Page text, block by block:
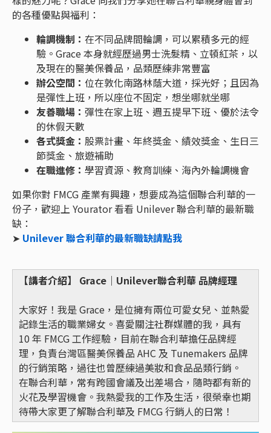
的各種優點與福利：
輪調機制： 在不同品牌間輪調，可以累積多元的經
驗。Grace 本身就經歷過男士洗髮精、立頓紅茶，以
及現在的醫美保養品，品類歷練非常豐富
辦公空間： 位在敦化南路林蔭大道，採光好；且因為
是彈性上班，所以座位不固定，想坐哪就坐哪
友善職場： 彈性在家上班、週五提早下班、優於法令
的休假天數
各式獎金： 股票計畫、年終獎金、績效獎金、生日三
節獎金、旅遊補助
在職進修： 學習資源、教育訓練、海內外輪調機會
如果你對 FMCG 產業有興趣，想要成為這個聯合利華的一
份子，歡迎上 Yourator 看看 Unilever 聯合利華的最新職
缺：
➤ Unilever 聯合利華的最新職缺請點我
【講者介紹】 Grace｜Unilever聯合利華 品牌經理
大家好！我是 Grace，是位擁有兩位可愛女兒、並熱愛
記錄生活的職業婦女。喜愛關注社群媒體的我，具有
10 年 FMCG 工作經驗，目前在聯合利華擔任品牌經
理，負責台灣區醫美保養品 AHC 及 Tunemakers 品牌
的行銷策略，過往也曾歷練過美妝和食品品類行銷。
在聯合利華，常有跨國會議及出差場合，隨時都有新的
火花及學習機會。我熱愛我的工作及生活，很榮幸也期
待帶大家更了解聯合利華及 FMCG 行銷人的日常！